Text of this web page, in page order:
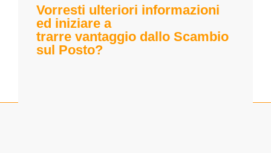
Vorresti ulteriori informazioni
ed iniziare a
trarre vantaggio dallo Scambio
sul Posto?​